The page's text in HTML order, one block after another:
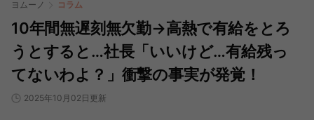
ヨムーノ コラム
10年間無遅刻無欠勤→高熱で有給をとろ
うとすると…社長「いいけど…有給残っ
てないわよ？」衝撃の事実が発覚！
2025年10月02日更新